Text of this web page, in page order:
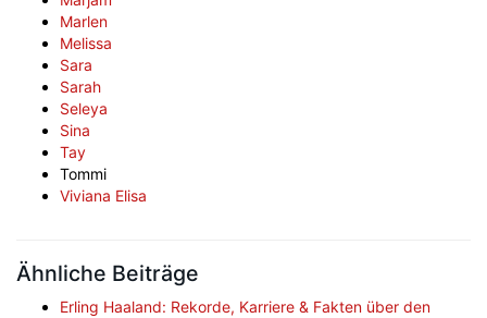
Marlen
Melissa
Sara
Sarah
Seleya
Sina
Tay
Tommi
Viviana Elisa
Ähnliche Beiträge
Erling Haaland: Rekorde, Karriere & Fakten über den